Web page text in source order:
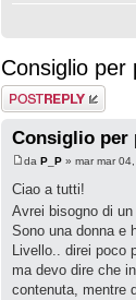
Consiglio per
Rispondi al
messaggio
Consiglio per
da P_P » mar mar
Ciao a tutti!
Avrei bisogno di
Sono una donna e
Livello.. direi poco
ma devo dire che
contenuta, mentre